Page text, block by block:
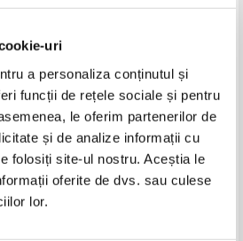
uri
a personaliza conținutul și
funcții de rețele sociale și pentru
le oferim partenerilor de
și de analize informații cu
folosiți site-ul nostru. Aceștia le
oferite de dvs. sau culese
lor.
Valerica Stanescu - Cu
moartea'n ochi
Pret:
15,00Lei Lei
Adaugă în coș